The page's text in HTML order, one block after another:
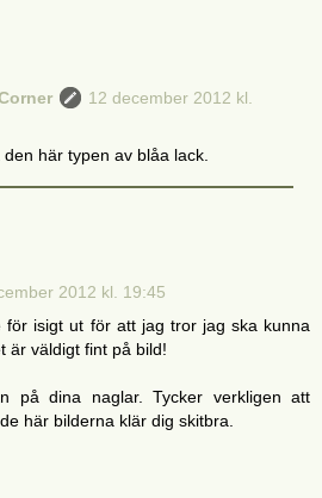
12 december 2012 kl.
här typen av blåa lack.
2012 kl. 19:45
för isigt ut för att jag tror jag ska kunna
är väldigt fint på bild!
på dina naglar. Tycker verkligen att
här bilderna klär dig skitbra.